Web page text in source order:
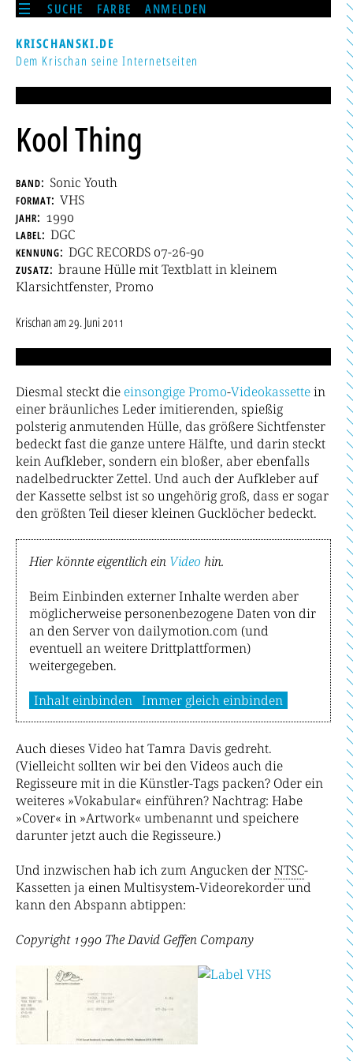
SUCHE FARBE ANMELDEN
KRISCHANSKI.DE
Dem Krischan seine Internetseiten
Kool Thing
band Sonic Youth
format VHS
jahr 1990
label DGC
kennung DGC RECORDS 07-26-90
zusatz braune Hülle mit Textblatt in kleinem
Klarsichtfenster, Promo
Krischanam29. Juni 2011
Diesmal steckt die einsongigePromo-Videokassettein
einer bräunliches Leder imitierenden, spießig
polsterig anmutenden Hülle, das größere Sichtfenster
bedeckt fast die ganze untere Hälfte, und darin steckt
kein Aufkleber, sondern ein bloßer, aber ebenfalls
nadelbedruckter Zettel. Und auch der Aufkleber auf
der Kassette selbst ist so ungehörig groß, dass er sogar
den größten Teil dieser kleinen Gucklöcher bedeckt.
Hier könnte eigentlich ein Video hin.
Beim Einbinden externer Inhalte werden aber
möglicherweise personenbezogene Daten von dir
an den Server von dailymotion.com (und
eventuell an weitere Drittplattformen)
weitergegeben.
Inhalt einbinden Immer gleich einbinden
Auch dieses Video hat Tamra Davis gedreht.
(Vielleicht sollten wir bei den Videos auch die
Regisseure mit in die Künstler-Tags packen? Oder ein
weiteres »Vokabular« einführen? Nachtrag: Habe
»Cover« in »Artwork« umbenannt und speichere
darunter jetzt auch die Regisseure.)
Und inzwischen hab ich zum Angucken derNTSC-
Kassetten ja einen Multisystem-Videorekorder und
kann den Abspann abtippen:
Copyright 1990 The David Geffen Company